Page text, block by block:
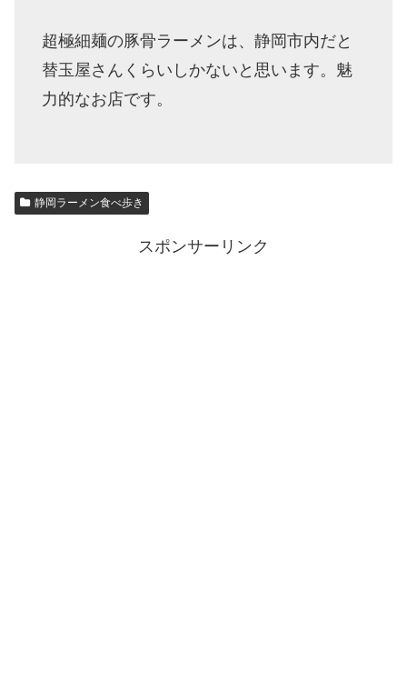
超極細麺の豚骨ラーメンは、静岡市内だと
替玉屋さんくらいしかないと思います。魅
力的なお店です。
静岡ラーメン食べ歩き
スポンサーリンク